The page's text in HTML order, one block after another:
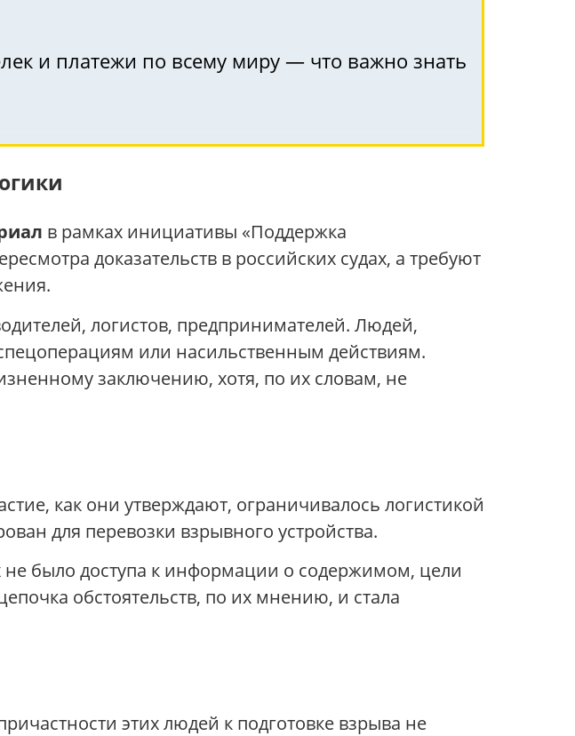
и платежи по всему миру — что важно знать
в рамках инициативы «Поддержка
доказательств в российских судах, а требуют
логистов, предпринимателей. Людей,
или насильственным действиям.
заключению, хотя, по их словам, не
как они утверждают, ограничивалось логистикой
для перевозки взрывного устройства.
было доступа к информации о содержимом, цели
обстоятельств, по их мнению, и стала
этих людей к подготовке взрыва не